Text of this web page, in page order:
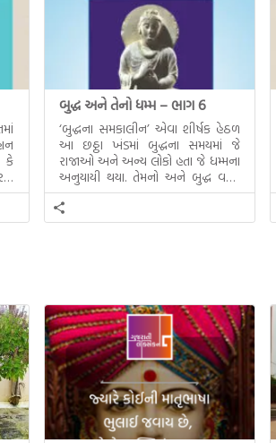
કે
બુદ્ધ અને તેનો ધમ્મ – ભાગ 6
‘બુદ્ધના સમકાલીન’ એવા શીર્ષક હેઠળ
આ છઠ્ઠા ખંડમાં બુદ્ધના સમયમાં જે
રાજાઓ અને અન્ય લોકો હતા જે ધમ્મના
અનુયાયી થયા. તેમનો અને બુદ્ધ વચ્ચે
થયેલો સત્સંગ વીશે જાણકારી મળે છે.